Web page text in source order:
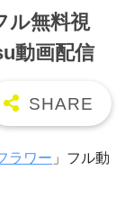
ル無料視
動画配信
ラワー 」フル動